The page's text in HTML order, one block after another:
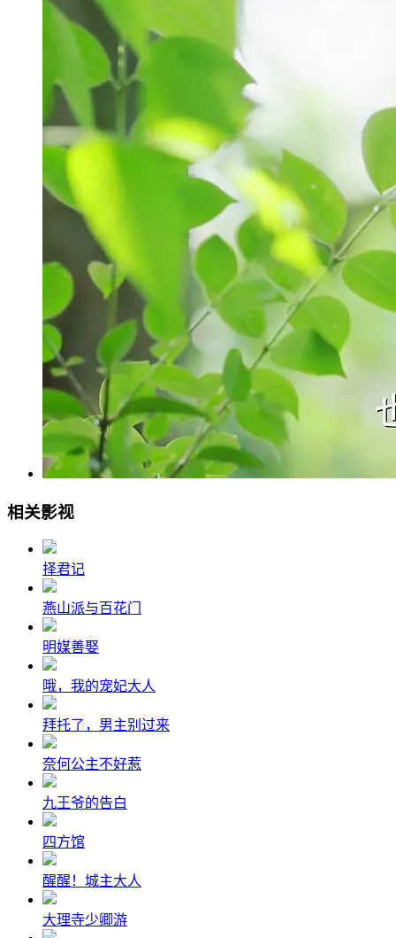
相关影视
择君记
燕山派与百花门
明媒善娶
哦，我的宠妃大人
拜托了，男主别过来
奈何公主不好惹
九王爷的告白
四方馆
醒醒！城主大人
大理寺少卿游